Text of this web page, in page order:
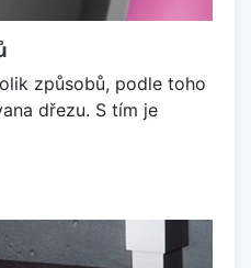
způsobů, podle toho
dřezu. S tím je